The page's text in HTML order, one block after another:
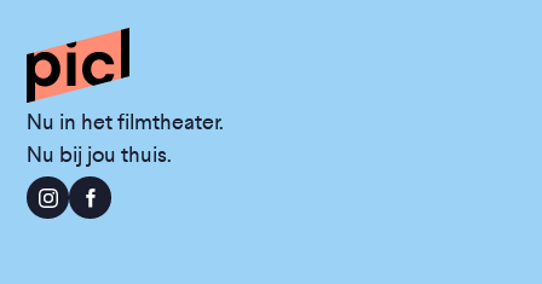
Nu in het filmtheater.
Nu bij jou thuis.